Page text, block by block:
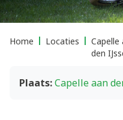
Home Locaties
Capelle
den
Plaats:Capelle aan